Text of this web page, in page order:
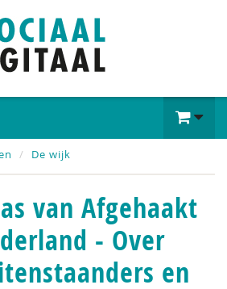
De wijk
van Afgehaakt
- Over
en